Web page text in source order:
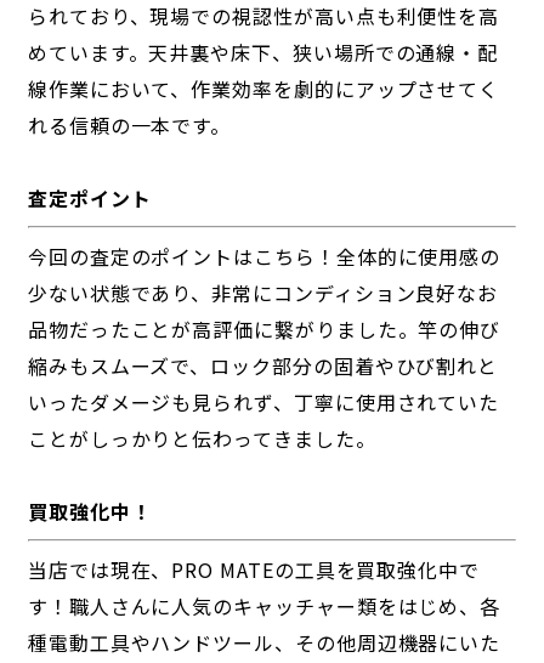
られており、現場での視認性が高い点も利便性を高
めています。天井裏や床下、狭い場所での通線・配
線作業において、作業効率を劇的にアップさせてく
れる信頼の一本です。
査定ポイント
今回の査定のポイントはこちら！全体的に使用感の
少ない状態であり、非常にコンディション良好なお
品物だったことが高評価に繋がりました。竿の伸び
縮みもスムーズで、ロック部分の固着やひび割れと
いったダメージも見られず、丁寧に使用されていた
ことがしっかりと伝わってきました。
買取強化中！
当店では現在、PRO MATEの工具を買取強化中で
す！職人さんに人気のキャッチャー類をはじめ、各
種電動工具やハンドツール、その他周辺機器にいた